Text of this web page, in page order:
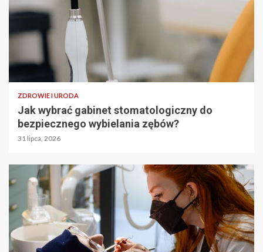
ZDROWIE I URODA
Jak wybrać gabinet stomatologiczny do
bezpiecznego wybielania zębów?
31 lipca, 2026